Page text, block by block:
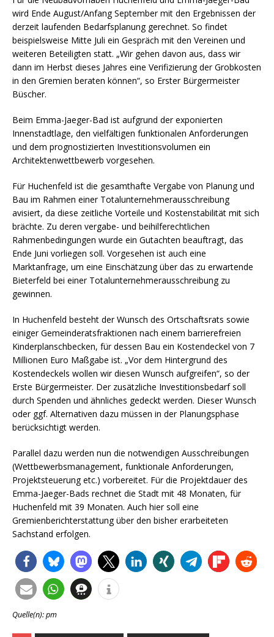
wird Ende August/Anfang September mit den Ergebnissen der
derzeit laufenden Bedarfsplanung gerechnet. So findet
beispielsweise Mitte Juli ein Gespräch mit den Vereinen und
weiteren Beteiligten statt. „Wir gehen davon aus, dass wir
dann im Herbst dieses Jahres eine Verifizierung der Grobkosten
in den Gremien beraten können“, so Erster Bürgermeister
Büscher.
Beim Emma-Jaeger-Bad ist aufgrund der exponierten
Innenstadtlage, den vielfältigen funktionalen Anforderungen
und dem prognostizierten Investitionsvolumen ein
Architektenwettbewerb vorgesehen.
Für Huchenfeld ist die gesamthafte Vergabe von Planung und
Bau im Rahmen einer Totalunternehmerausschreibung
avisiert, da diese zeitliche Vorteile und Kostenstabilität mit sich
brächte. Zu deren vergabe- und beihilferechtlichen
Rahmenbedingungen wurde ein Gutachten beauftragt, das
Ende Juni vorliegen soll. Vorgesehen ist auch eine
Marktanfrage, um eine Einschätzung über das zu erwartende
Bieterfeld bei einer Totalunternehmerausschreibung zu
gewinnen.
In Huchenfeld besteht der Wunsch des Ortschaftsrats sowie
einiger Gemeinderatsfraktionen nach einem barrierefreien
Kinderplanschbecken, für dessen Bau ein Kostendeckel von 7
Millionen Euro Maßgabe ist. „Vor dem Hintergrund des
Kostendeckels wollen wir diesen Wunsch aufgreifen“, so der
Erste Bürgermeister. Der zusätzliche Investitionsbedarf soll
durch Spenden und ähnliches gedeckt werden. Dieser Wunsch
oder ggf. Alternativen dazu müssen in der Planungsphase
berücksichtigt werden.
Parallel dazu werden nun die notwendigen Ausschreibungen
(Wettbewerbsmanagement, funktionale Anforderungen,
Projektsteuerung etc.) vorbereitet. Für die Projektdauer des
Emma-Jaeger-Bads rechnet die Stadt mit 48 Monaten, für
Huchenfeld mit 39 Monaten. Auch hier soll eine
Gremienberichterstattung über den bisher erarbeiteten
Sachstand erfolgen.
Quelle(n): pm